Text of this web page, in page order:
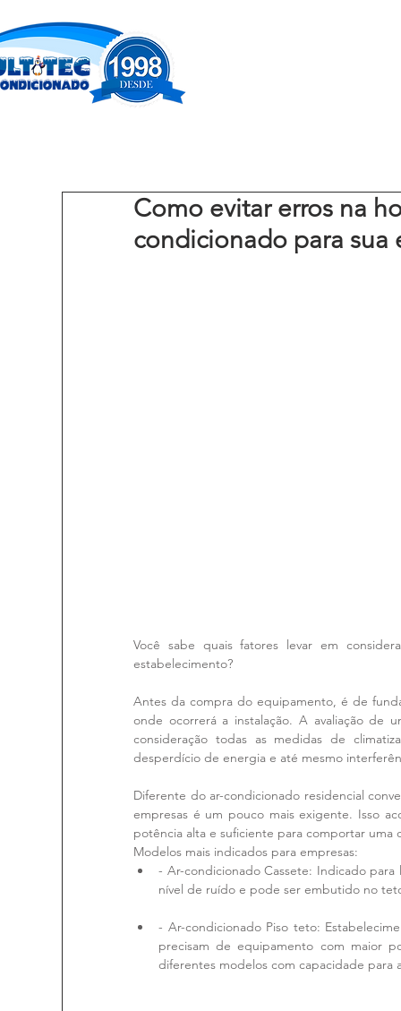
Como evitar erros na
condicionado para sua
Você sabe quais fatores levar em
estabelecimento?
Antes da compra do equipamento, é de
onde ocorrerá a instalação. A avaliação de
consideração todas as medidas de
desperdício de energia e até mesmo
Diferente do ar-condicionado residencial
empresas é um pouco mais exigente. Isso
potência alta e suficiente para comportar
Modelos mais indicados para empresas:
- Ar-condicionado Cassete: Indicado
nível de ruído e pode ser embutido no
- Ar-condicionado Piso teto:
precisam de equipamento com maior
diferentes modelos com capacidade